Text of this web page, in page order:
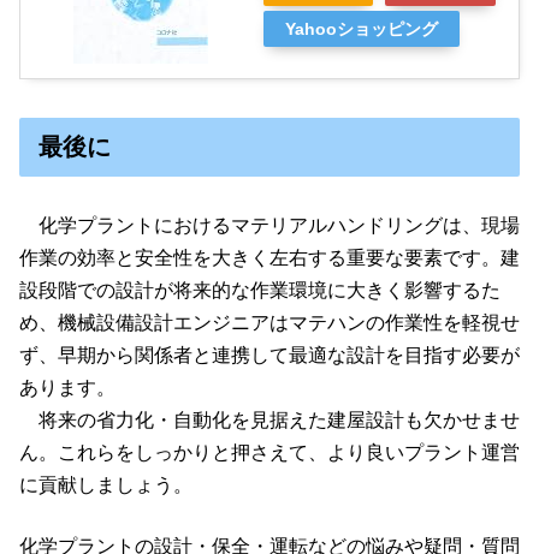
Yahooショッピング
最後に
化学プラントにおけるマテリアルハンドリングは、現場
作業の効率と安全性を大きく左右する重要な要素です。建
設段階での設計が将来的な作業環境に大きく影響するた
め、機械設備設計エンジニアはマテハンの作業性を軽視せ
ず、早期から関係者と連携して最適な設計を目指す必要が
あります。
将来の省力化・自動化を見据えた建屋設計も欠かせませ
ん。これらをしっかりと押さえて、より良いプラント運営
に貢献しましょう。
化学プラントの設計・保全・運転などの悩みや疑問・質問